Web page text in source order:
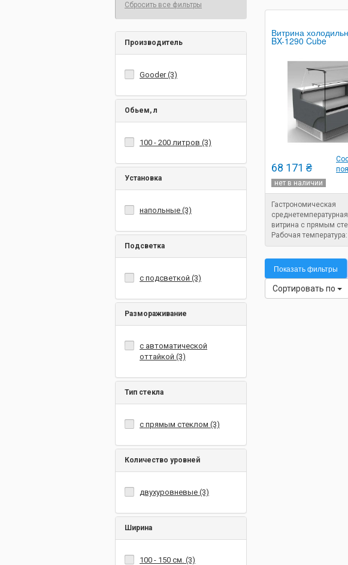
Витрина
BX-1290 Cube
68 171 ₴
нет в наличии
Гастрономическая
витрина с прямым
Рабочая температура:
Размеры:
Показать фильтры
Сортировать по
Сбросить все фильтры
Производитель
Gooder (3)
Обьем, л
100 - 200 литров (3)
Установка
напольные (3)
Подсветка
с подсветкой (3)
Размораживание
с автоматической
оттайкой (3)
Тип стекла
с прямым стеклом (3)
Количество уровней
двухуровневые (3)
Ширина
100 - 150 см. (3)